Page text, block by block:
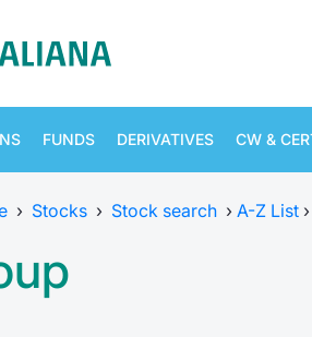
FUNDS DERIVATIVES CW &
› Stocks › Stock search › A-Z List ›